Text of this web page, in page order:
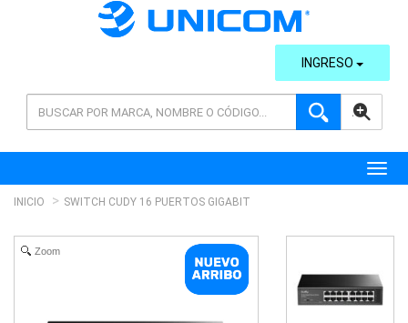
AVANZADA
INGRESO
INICIO SWITCH CUDY 16 PUERTOS GIGABIT
Zoom